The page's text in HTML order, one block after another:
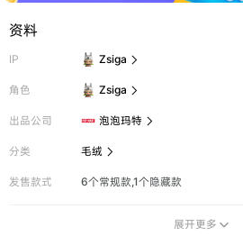
资料
IP Zsiga 
角色 Zsiga 
出品公司 泡泡玛特 
分类 毛绒 
发售款式 6个常规款,1个隐藏款
展开更多 